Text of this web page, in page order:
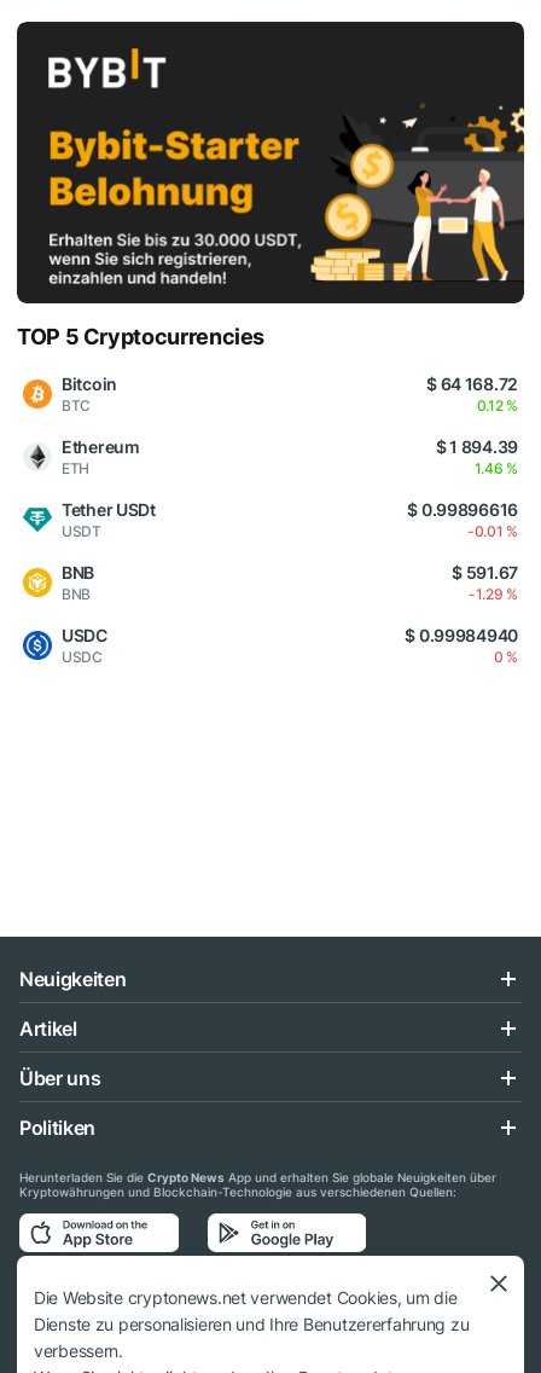
TOP 5 Cryptocurrencies
Bitcoin
BTC
$ 64 168.72
0.12 %
Ethereum
ETH
$ 1 894.39
1.46 %
Tether USDt
USDT
$ 0.99896616
-0.01 %
BNB
BNB
$ 591.67
-1.29 %
USDC
USDC
$ 0.99984940
0 %
Neuigkeiten
Artikel
Über uns
Politiken
Herunterladen Sie die Crypto News App und erhalten Sie globale Neuigkeiten über
Kryptowährungen und Blockchain-Technologie aus verschiedenen Quellen:
Folgen Sie uns auf den sozialen Medien
Die Website cryptonews.net verwendet Cookies, um die
Dienste zu personalisieren und Ihre Benutzererfahrung zu
verbessern.